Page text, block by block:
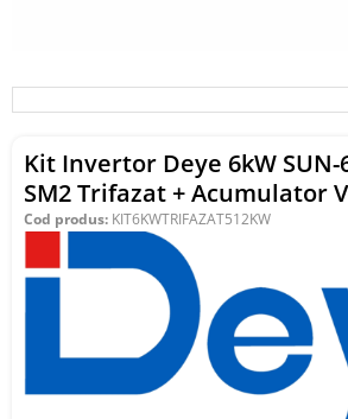
Kit Invertor Deye 6kW SUN-
SM2 Trifazat + Acumulator
Cod produs: KIT6KWTRIFAZAT512KW